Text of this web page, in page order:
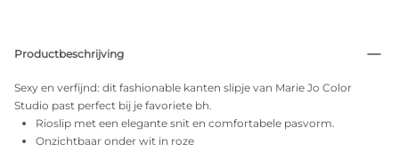
Productbeschrijving
Sexy en verfijnd: dit fashionable kanten slipje van Marie Jo Color
Studio past perfect bij je favoriete bh.
Rioslip met een elegante snit en comfortabele pasvorm.
Onzichtbaar onder wit in roze